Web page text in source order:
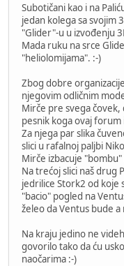
Subotičani kao i na
jedan kolega sa svojim
"Glider"-u u izvođenju
Mada ruku na srce
"heliolomijama". :-)
Zbog dobre
njegovim odličnim
Mirče pre svega
pesnik koga ovaj forum
Za njega par slika
slici u rafalnoj paljbi
Mirče izbacuje
Na trećoj slici naš drug
jedrilice Stork2 od koje
"bacio" pogled na
želeo da Ventus bude a
Na kraju jedino ne
govorilo tako da ću
naočarima :-)